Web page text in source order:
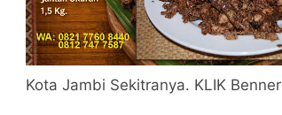
Kota Jambi Sekitranya. KLIK Benner